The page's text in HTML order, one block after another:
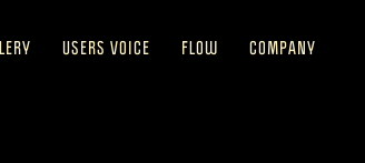
USERS VOICE FLOW COMPANY